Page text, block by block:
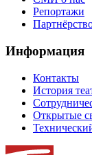
Репортажи
Информация
Контакты
История
Открытые